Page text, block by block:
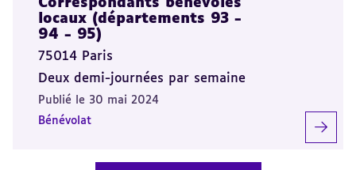
Correspondants bénévoles
locaux (départements 93 -
94 - 95)
75014 Paris
Deux demi-journées par semaine
Publié le 30 mai 2024
Bénévolat